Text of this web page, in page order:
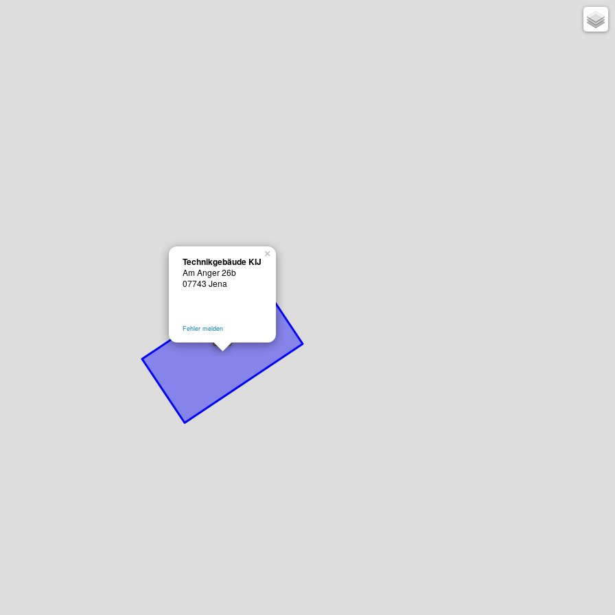
×
Technikgebäude KIJ
Am Anger 26b
07743 Jena
Fehler melden